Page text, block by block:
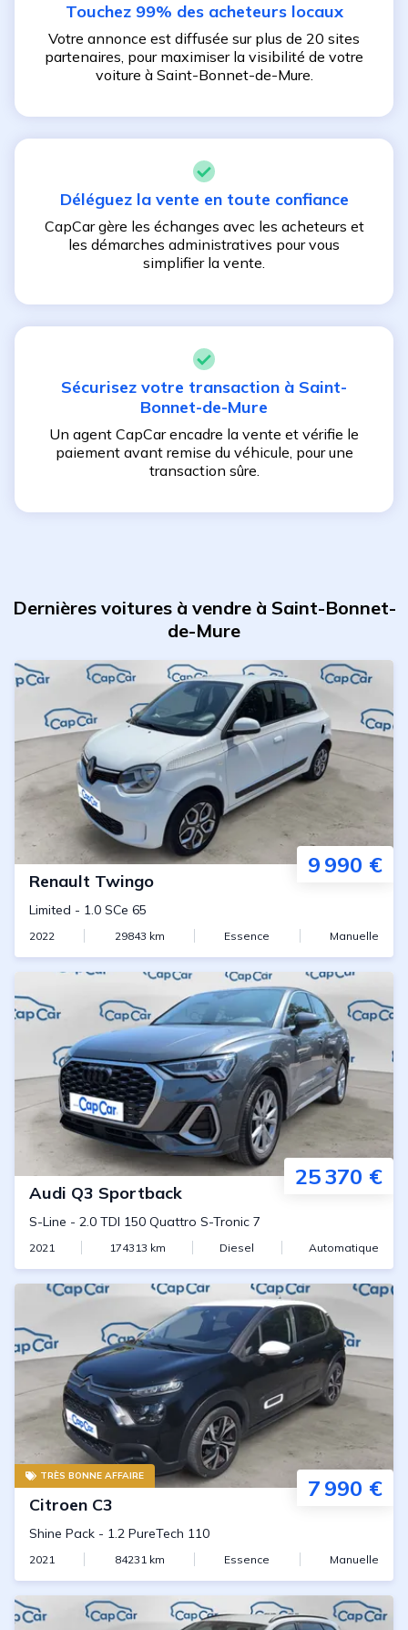
Touchez 99% des acheteurs locaux
Votre annonce est diffusée sur plus de 20 sites
partenaires, pour maximiser la visibilité de votre
voiture à Saint-Bonnet-de-Mure.
Déléguez la vente en toute confiance
CapCar gère les échanges avec les acheteurs et
les démarches administratives pour vous
simplifier la vente.
Sécurisez votre transaction à Saint-
Bonnet-de-Mure
Un agent CapCar encadre la vente et vérifie le
paiement avant remise du véhicule, pour une
transaction sûre.
Dernières voitures à vendre à Saint-Bonnet-
de-Mure
9 990 €
Renault Twingo
Limited - 1.0 SCe 65
2022 29843 km Essence Manuelle
25 370 €
Audi Q3 Sportback
S-Line - 2.0 TDI 150 Quattro S-Tronic 7
2021 174313 km Diesel Automatique
TRÈS BONNE AFFAIRE 7 990 €
Citroen C3
Shine Pack - 1.2 PureTech 110
2021 84231km Essence Manuelle